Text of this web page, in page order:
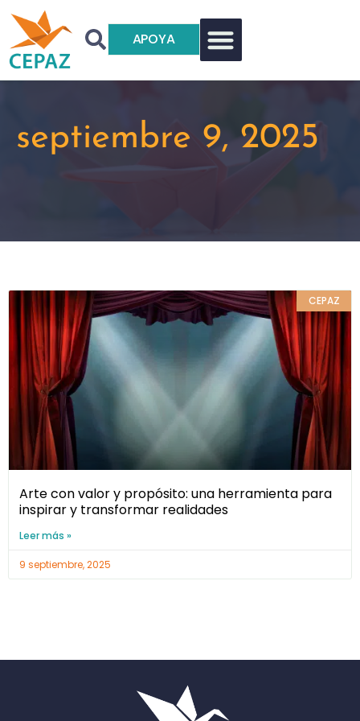
APOYA
septiembre 9, 2025
CEPAZ
Arte con valor y propósito: una herramienta para
inspirar y transformar realidades
Leer más »
9 septiembre, 2025